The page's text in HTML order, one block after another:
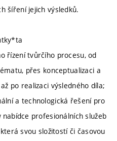
šíření jejich výsledků.
řízení tvůrčího procesu, od
přes konceptualizaci a
po realizaci výsledného díla;
a technologická řešení pro
profesionálních služeb
svou složitostí či časovou